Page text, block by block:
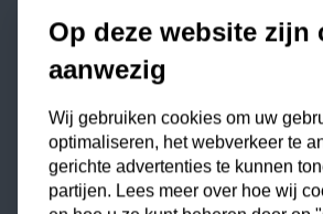
Lasapparaat
Tig lasapparaat
Aggregaat
Hefbrug
Motorlift
Schaarlift
Op deze website zijn
aanwezig
Wij gebruiken cookies om uw
optimaliseren, het webverkeer te
gerichte advertenties te kunnen
partijen. Lees meer over hoe wij